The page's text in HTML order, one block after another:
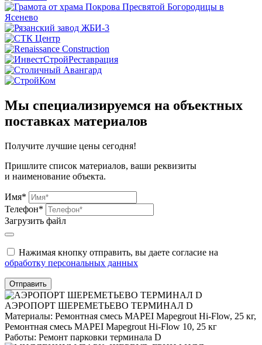
Мы специализируемся на объектных
поставках материалов
Получите лучшие цены сегодня!
Пришлите список материалов, ваши реквизиты
и наименование объекта.
Имя*
Телефон*
Загрузить файл
Нажимая кнопку отправить, вы даете согласие на
обработку персональных данных
Отправить
АЭРОПОРТ ШЕРЕМЕТЬЕВО ТЕРМИНАЛ D
Материалы: Ремонтная смесь MAPEI Mapegrout Hi-Flow, 25 кг,
Ремонтная смесь MAPEI Mapegrout Hi-Flow 10, 25 кг
Работы: Ремонт парковки терминала D